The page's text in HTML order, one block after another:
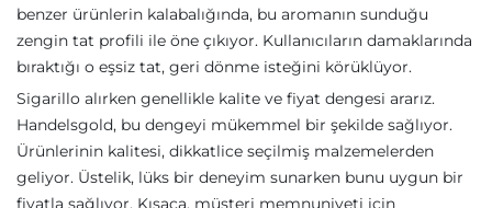
benzer ürünlerin kalabalığında, bu aromanın sunduğu
zengin tat profili ile öne çıkıyor. Kullanıcıların damaklarında
bıraktığı o eşsiz tat, geri dönme isteğini körüklüyor.
Sigarillo alırken genellikle kalite ve fiyat dengesi ararız.
Handelsgold, bu dengeyi mükemmel bir şekilde sağlıyor.
Ürünlerinin kalitesi, dikkatlice seçilmiş malzemelerden
geliyor. Üstelik, lüks bir deneyim sunarken bunu uygun bir
fiyatla sağlıyor. Kısaca, müşteri memnuniyeti için